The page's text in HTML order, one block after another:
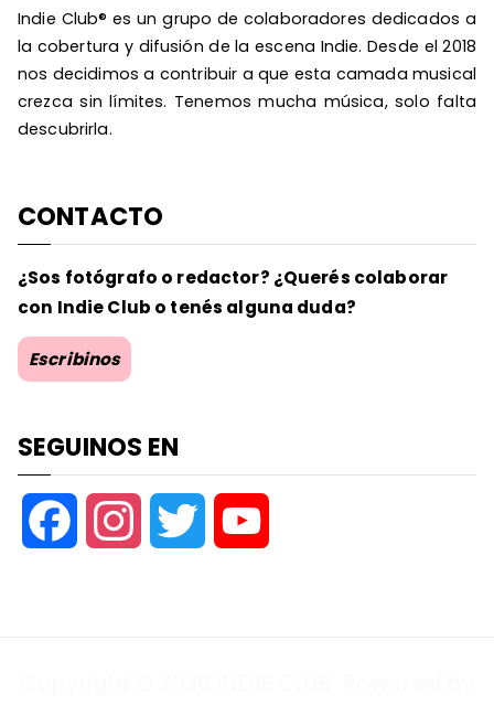
Indie Club® es un grupo de colaboradores dedicados a
la cobertura y difusión de la escena Indie. Desde el 2018
nos decidimos a contribuir a que esta camada musical
crezca sin límites. Tenemos mucha música, solo falta
descubrirla.
CONTACTO
¿Sos fotógrafo o redactor? ¿Querés colaborar
con Indie Club o tenés alguna duda?
Escribinos
SEGUINOS EN